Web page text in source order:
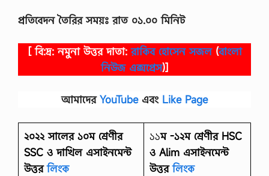
প্রতিবেদন তৈরির সময়ঃ রাত ০১.০০ মিনিট
[ বি:দ্র: নমুনা উত্তর দাতা:রাকিব হোসেন সজল(বাংলা
নিউজ এক্সপ্রেস)]
আমাদেরYouTubeএবং Like Page
২০২২ সালের ১০ম শ্রেণীর
SSC ও দাখিল এসাইনমেন্ট
উত্তরলিংক
১১ম -১২ম শ্রেণীর HSC
ও Alim এসাইনমেন্ট
উত্তরলিংক